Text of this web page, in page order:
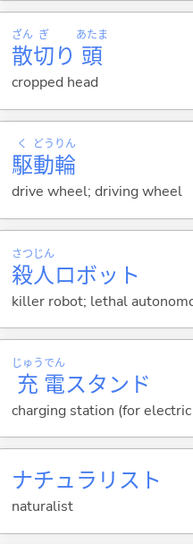
散
ざん
切
ぎ
り 頭
あたま
cropped head
駆
く
動
どう
輪
りん
drive wheel; driving wheel
殺
さつ
人
じん
ロボット
killer robot; lethal
充
じゅう
電
でん
スタンド
charging station (for
ナチュラリスト
naturalist